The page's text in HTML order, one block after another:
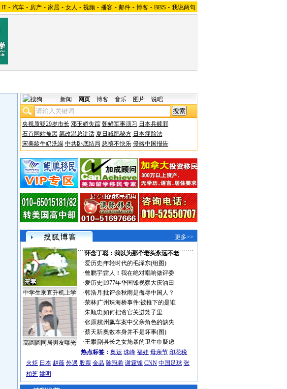
IT - 汽车 - 房产 - 家居 - 女人 - 视频 - 播客 - 邮件 - 博客 - BBS - 我说两句
新闻 网页 博客 音乐 图片 说吧
央视质疑29岁市长 邓玉娇失踪 朝鲜军事演习 日本兵赎罪
石首网站被黑 篡改温总讲话 夏日减肥秘方 日本瘦脸法
宋美龄牛奶洗澡 中共卧底结局 慈禧不快乐 侵略中国报告
更多>>
中学生乘直升机上学
高圆圆同居男友曝光
·怀念丁聪：我以为那个老头永远不老
·爱历史 年轻时代的毛泽东(组图)
·曾鹏宇|雷人！我在绝对唱响做评委
·爱历史 1977年华国锋视察大庆油田
·韩浩月 批评余秋雨是侮辱中国人？
·荣林| 广州珠海桥事件:被推下的是谁
·朱顺忠 如何把贪官关进笼子里
·张原|杭州飙车案中父亲角色的缺失
·蔡天新|奥数本身并不是坏事(图)
·王攀|副县长之女施暴的卫生巾疑虑
热点标签： 奥运 珠峰 福娃 母亲节 印花税
火炬 日本 赵薇 外遇 股票 金晶 陈冠希 谢霆锋 CNN 中国足球 张
柏芝 姚明